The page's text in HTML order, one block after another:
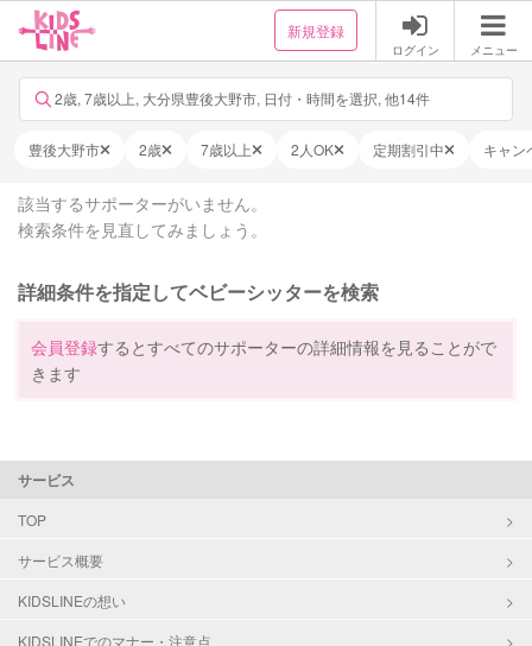
新規登録
ログイン メニュー
2歳, 7歳以上, 大分県豊後大野市, 日付・時間を選択, 他14件
豊後大野市 2歳 7歳以上 2人OK 定期割引中 キャン
該当するサポーターがいません。
検索条件を見直してみましょう。
詳細条件を指定してベビーシッターを検索
会員登録するとすべてのサポーターの詳細情報を見ることがで
きます
サービス
TOP
サービス概要
KIDSLINEの想い
KIDSLINEでのマナー・注意点